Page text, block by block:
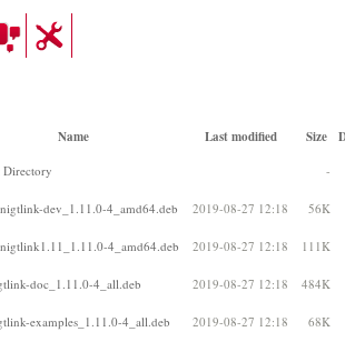
Name Last modified Size
Directory -
dev_1.11.0-4_amd64.deb 2019-08-27 12:18 56K
4_amd64.deb 2019-08-27 12:18 111K
doc_1.11.0-4_all.deb 2019-08-27 12:18 484K
examples_1.11.0-4_all.deb 2019-08-27 12:18 68K